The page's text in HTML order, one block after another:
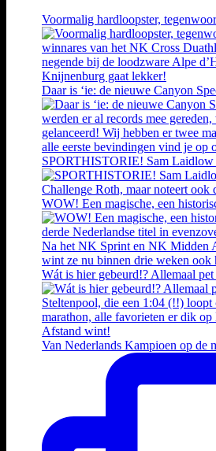
Voormalig hardloopster,
Daar is ‘ie: de nieuwe Canyon
SPORTHISTORIE! Sam Laidlow
WOW! Een magische, een
Wát is hier gebeurd!? Allemaal
Van Nederlands Kampioen op de